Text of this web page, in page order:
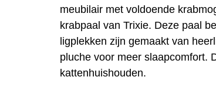
meubilair met voldoende
krabpaal van Trixie. Deze paal
ligplekken zijn gemaakt van
pluche voor meer slaapcomfort.
kattenhuishouden.